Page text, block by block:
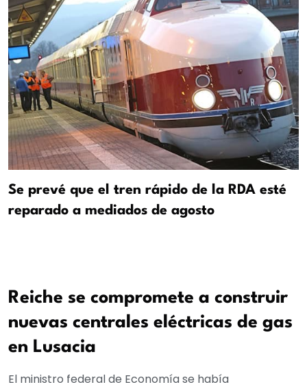
Se prevé que el tren rápido de la RDA esté
reparado a mediados de agosto
Reiche se compromete a construir
nuevas centrales eléctricas de gas
en Lusacia
El ministro federal de Economía se había